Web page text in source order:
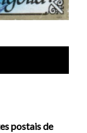
postais de